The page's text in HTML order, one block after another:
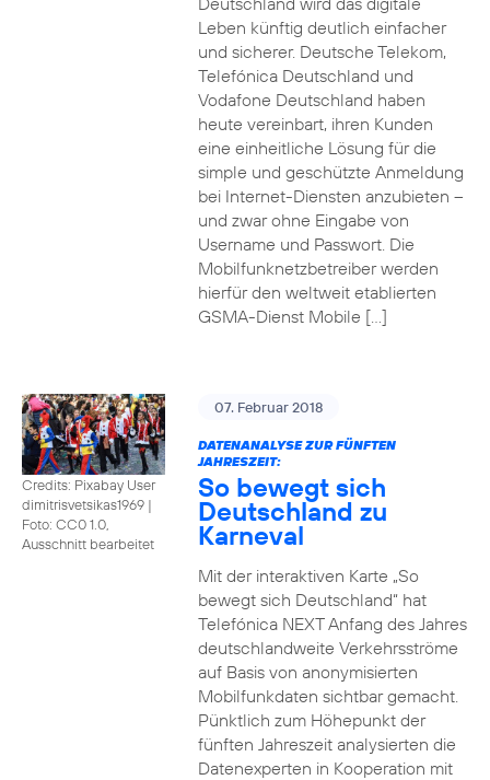
Leben künftig deutlich einfacher
und sicherer. Deutsche Telekom,
Telefónica Deutschland und
Vodafone Deutschland haben
heute vereinbart, ihren Kunden
eine einheitliche Lösung für die
simple und geschützte Anmeldung
bei Internet-Diensten anzubieten –
und zwar ohne Eingabe von
Username und Passwort. Die
Mobilfunknetzbetreiber werden
hierfür den weltweit etablierten
GSMA-Dienst Mobile […]
Credits: Pixabay User
dimitrisvetsikas1969 |
Foto: CC0 1.0,
Ausschnitt bearbeitet
07. Februar 2018
DATENANALYSE ZUR FÜNFTEN
JAHRESZEIT:
So bewegt sich
Deutschland zu
Karneval
Mit der interaktiven Karte „So
bewegt sich Deutschland“ hat
Telefónica NEXT Anfang des Jahres
deutschlandweite Verkehrsströme
auf Basis von anonymisierten
Mobilfunkdaten sichtbar gemacht.
Pünktlich zum Höhepunkt der
fünften Jahreszeit analysierten die
Datenexperten in Kooperation mit